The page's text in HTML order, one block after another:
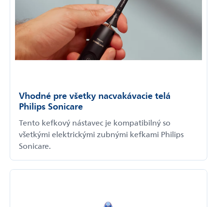
Vhodné pre všetky nacvakávacie telá
Philips Sonicare
Tento kefkový nástavec je kompatibilný so
všetkými elektrickými zubnými kefkami Philips
Sonicare.